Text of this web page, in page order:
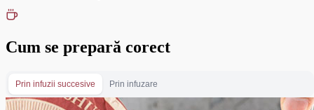
Cum se prepară corect
Prin infuzii succesive Prin infuzare